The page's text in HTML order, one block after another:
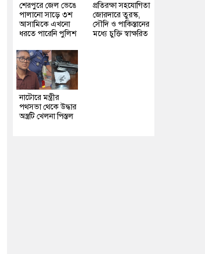
শেরপুরে জেল ভেঙে
পালানো সাড়ে ৩শ
আসামিকে এখনো
ধরতে পারেনি পুলিশ
প্রতিরক্ষা সহযোগিতা
জোরদারে তুরস্ক,
সৌদি ও পাকিস্তানের
মধ্যে চুক্তি স্বাক্ষরিত
নাটোরে মন্ত্রীর
পথসভা থেকে উদ্ধার
অস্ত্রটি খেলনা পিস্তল